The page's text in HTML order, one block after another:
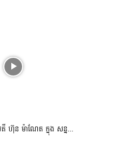
តី ហ៊ុន ម៉ាណែត ក្នុង សន្ន...